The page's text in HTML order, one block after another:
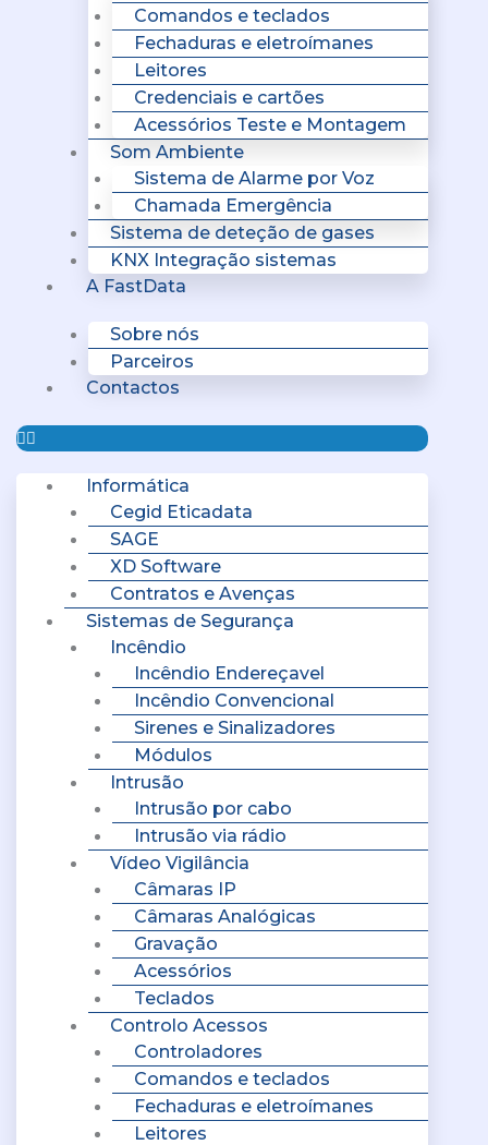
Comandos e teclados
Fechaduras e eletroímanes
Leitores
Credenciais e cartões
Acessórios Teste e Montagem
Som Ambiente
Sistema de Alarme por Voz
Chamada Emergência
Sistema de deteção de gases
KNX Integração sistemas
A FastData
Sobre nós
Parceiros
Contactos
Informática
Cegid Eticadata
SAGE
XD Software
Contratos e Avenças
Sistemas de Segurança
Incêndio
Incêndio Endereçavel
Incêndio Convencional
Sirenes e Sinalizadores
Módulos
Intrusão
Intrusão por cabo
Intrusão via rádio
Vídeo Vigilância
Câmaras IP
Câmaras Analógicas
Gravação
Acessórios
Teclados
Controlo Acessos
Controladores
Comandos e teclados
Fechaduras e eletroímanes
Leitores